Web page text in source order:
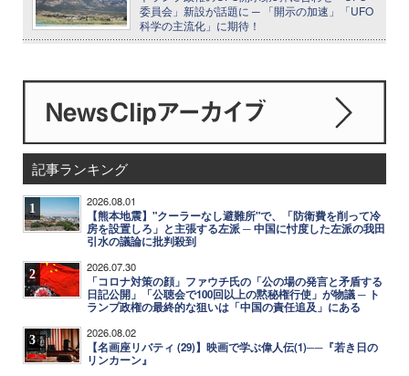
委員会」新設が話題に ─ 「開示の加速」「UFO
科学の主流化」に期待！
記事ランキング
1 2026.08.01
【熊本地震】"クーラーなし避難所"で、「防衛費を削って冷
房を設置しろ」と主張する左派 ─ 中国に忖度した左派の我田
引水の議論に批判殺到
2 2026.07.30
「コロナ対策の顔」ファウチ氏の「公の場の発言と矛盾する
日記公開」「公聴会で100回以上の黙秘権行使」が物議 ─ ト
ランプ政権の最終的な狙いは「中国の責任追及」にある
3 2026.08.02
【名画座リバティ (29)】映画で学ぶ偉人伝(1)──『若き日の
リンカーン』